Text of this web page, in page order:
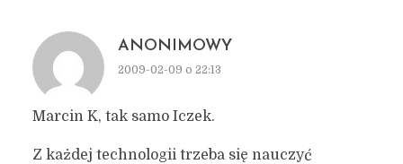
ANONIMOWY
2009-02-09 o 22:13
Marcin K, tak samo Iczek.
Z każdej technologii trzeba się nauczyć